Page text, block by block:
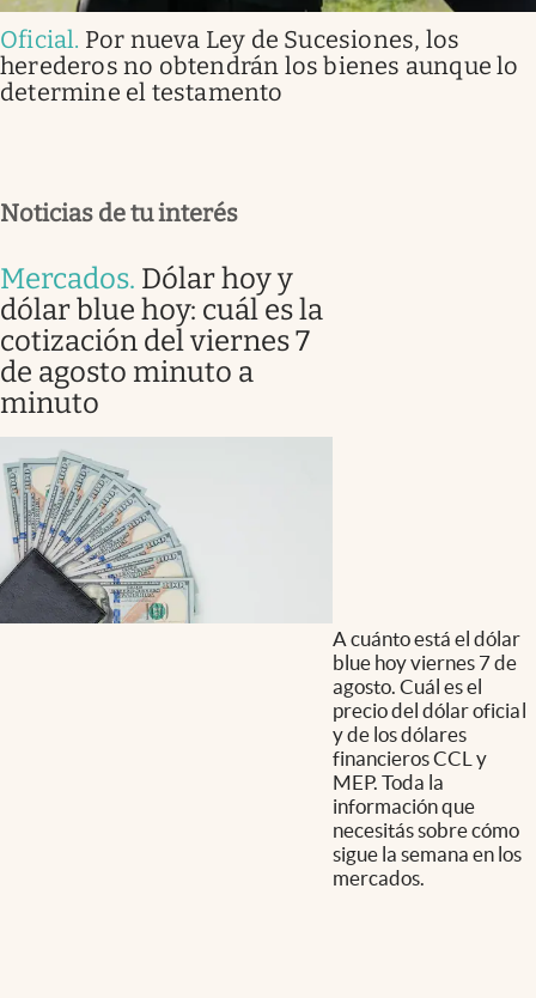
Oficial. Por nueva Ley de Sucesiones, los
herederos no obtendrán los bienes aunque lo
determine el testamento
Noticias de tu interés
Mercados. Dólar hoy y
dólar blue hoy: cuál es la
cotización del viernes 7
de agosto minuto a
minuto
A cuánto está el dólar
blue hoy viernes 7 de
agosto. Cuál es el
precio del dólar oficial
y de los dólares
financieros CCL y
MEP. Toda la
información que
necesitás sobre cómo
sigue la semana en los
mercados.